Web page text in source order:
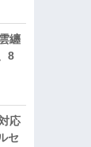
纏
8
応
セ